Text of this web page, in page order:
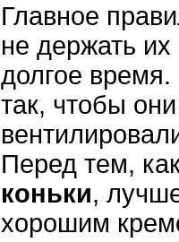
Главное
не держать
долгое время.
так, чтобы
Перед тем,
коньки,
хорошим